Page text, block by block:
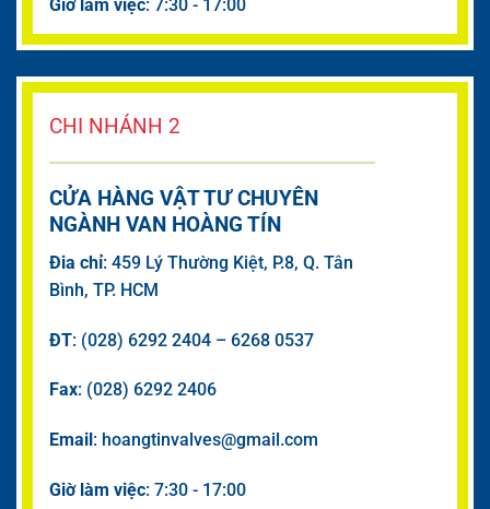
Giờ làm việc: 7:30 - 17:00
CHI NHÁNH 2
CỬA HÀNG VẬT TƯ CHUYÊN
NGÀNH VAN HOÀNG TÍN
Đia chỉ: 459 Lý Thường Kiệt, P.8, Q. Tân
Bình, TP. HCM
ĐT: (028) 6292 2404 – 6268 0537
Fax: (028) 6292 2406
Email: hoangtinvalves@gmail.com
Giờ làm việc: 7:30 - 17:00